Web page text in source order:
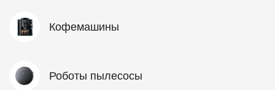
Кофемашины
Роботы пылесосы